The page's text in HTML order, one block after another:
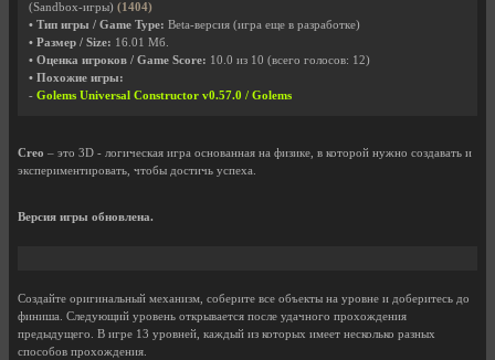
(Sandbox-игры) (1404)
• Тип игры / Game Type: Beta-версия (игра еще в разработке)
• Размер / Size: 16.01 Мб.
• Оценка игроков / Game Score: 10.0 из 10 (всего голосов: 12)
• Похожие игры:
- Golems Universal Constructor v0.57.0 / Golems
Creo – это 3D - логическая игра основанная на физике, в которой нужно создавать и
экспериментировать, чтобы достичь успеха.
Версия игры обновлена.
Создайте оригинальный механизм, соберите все объекты на уровне и доберитесь до
финиша. Следующий уровень открывается после удачного прохождения
предыдущего. В игре 13 уровней, каждый из которых имеет несколько разных
способов прохождения.